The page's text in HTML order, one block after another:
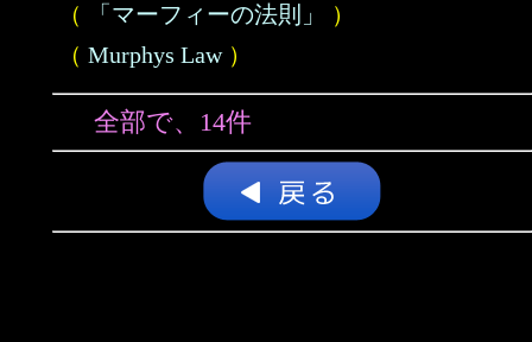
（ 「マーフィーの法則」
）
（ Murphys Law）
全部で、14件